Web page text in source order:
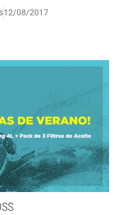
12/08/2017